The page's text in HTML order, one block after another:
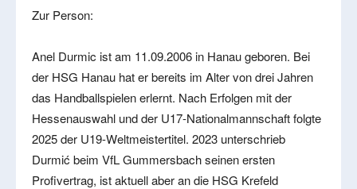
Zur Person:
Anel Durmic ist am 11.09.2006 in Hanau geboren. Bei
der HSG Hanau hat er bereits im Alter von drei Jahren
das Handballspielen erlernt. Nach Erfolgen mit der
Hessenauswahl und der U17-Nationalmannschaft folgte
2025 der U19-Weltmeistertitel. 2023 unterschrieb
Durmić beim VfL Gummersbach seinen ersten
Profivertrag, ist aktuell aber an die HSG Krefeld